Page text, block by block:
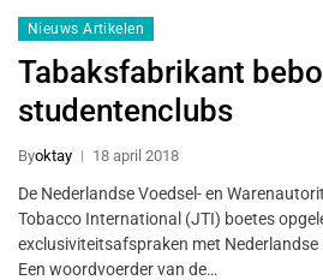
Nieuws Artikelen
Tabaksfabrikant
studentenclubs
Byoktay 18 april 2018
De Nederlandse Voedsel- en
Tobacco International (JTI) boetes
exclusiviteitsafspraken met
Een woordvoerder van de…